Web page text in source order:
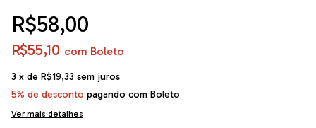
R$58,00
R$55,10 com Boleto
3 x de R$19,33 sem juros
5% de desconto pagando com Boleto
Ver mais detalhes